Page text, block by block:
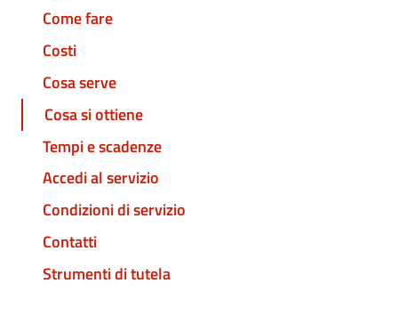
Come fare
Costi
Cosa serve
Cosa si ottiene
Tempi e scadenze
Accedi al servizio
Condizioni di servizio
Contatti
Strumenti di tutela